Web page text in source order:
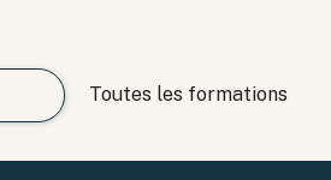
Toutes les formations